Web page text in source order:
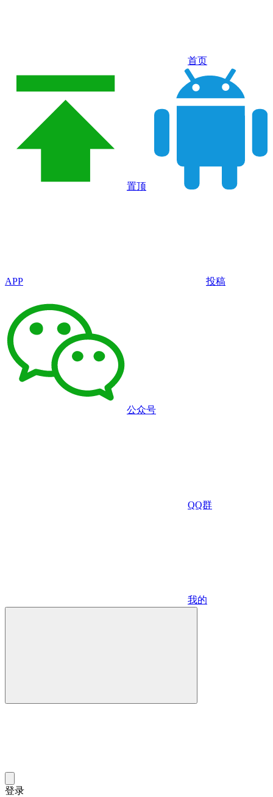
首页
置顶
APP 投稿
公众号
QQ群
我的
登录